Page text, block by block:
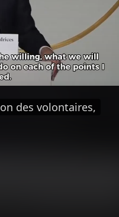
des volontaires,